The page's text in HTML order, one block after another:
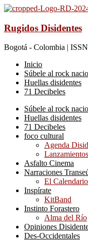
Rugidos Disidentes
Bogotá - Colombia |
Inicio
Súbele al rock
Huellas disidentes
71 Decibeles
Súbele al rock
Huellas disidentes
71 Decibeles
foco cultural
Agenda
Lanzamientos
Asfalto Cinema
Narraciones
El
Inspírate
KitBand
Instinto Forastero
Alma del Río
Opiniones
Des-Occidentales